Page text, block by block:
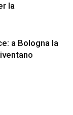
la
a Bologna la